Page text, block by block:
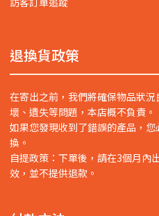
退換貨政策
在寄出之前，我們將確保物品狀
壞、遺失等問題，本店概不負責。
如果您發現收到了錯誤的產品，
換。
自提政策：下單後，請在3個月內
效，並不提供退款。